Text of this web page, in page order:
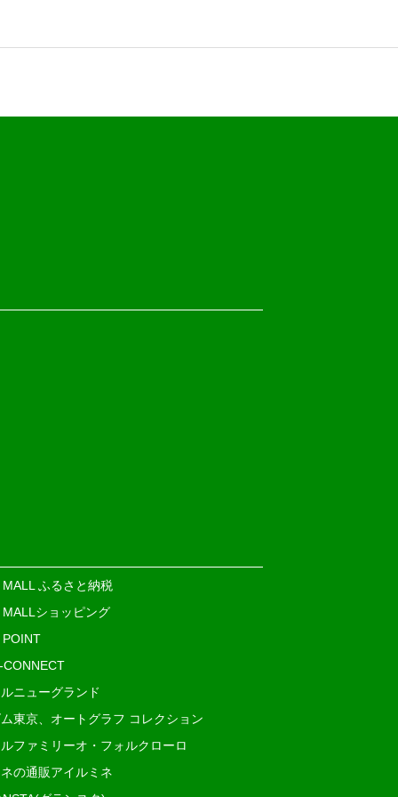
ふるさと納税
ショッピング
ニューグランド
東京、オートグラフ コレクション
ファミリーオ・フォルクローロ
の通販アイルミネ